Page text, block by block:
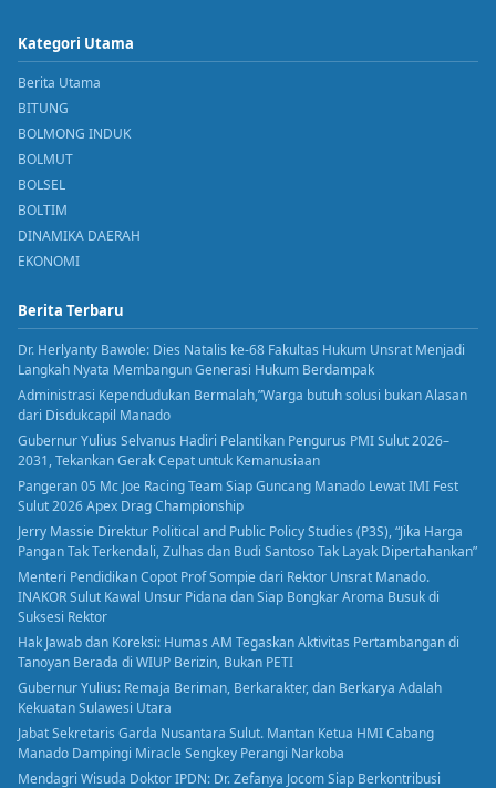
Kategori Utama
Berita Utama
BITUNG
BOLMONG INDUK
BOLMUT
BOLSEL
BOLTIM
DINAMIKA DAERAH
EKONOMI
Berita Terbaru
Dr. Herlyanty Bawole: Dies Natalis ke-68 Fakultas Hukum Unsrat Menjadi
Langkah Nyata Membangun Generasi Hukum Berdampak
Administrasi Kependudukan Bermalah,”Warga butuh solusi bukan Alasan
dari Disdukcapil Manado
Gubernur Yulius Selvanus Hadiri Pelantikan Pengurus PMI Sulut 2026–
2031, Tekankan Gerak Cepat untuk Kemanusiaan
Pangeran 05 Mc Joe Racing Team Siap Guncang Manado Lewat IMI Fest
Sulut 2026 Apex Drag Championship
Jerry Massie Direktur Political and Public Policy Studies (P3S), “Jika Harga
Pangan Tak Terkendali, Zulhas dan Budi Santoso Tak Layak Dipertahankan”
Menteri Pendidikan Copot Prof Sompie dari Rektor Unsrat Manado.
INAKOR Sulut Kawal Unsur Pidana dan Siap Bongkar Aroma Busuk di
Suksesi Rektor
Hak Jawab dan Koreksi: Humas AM Tegaskan Aktivitas Pertambangan di
Tanoyan Berada di WIUP Berizin, Bukan PETI
Gubernur Yulius: Remaja Beriman, Berkarakter, dan Berkarya Adalah
Kekuatan Sulawesi Utara
Jabat Sekretaris Garda Nusantara Sulut. Mantan Ketua HMI Cabang
Manado Dampingi Miracle Sengkey Perangi Narkoba
Mendagri Wisuda Doktor IPDN: Dr. Zefanya Jocom Siap Berkontribusi